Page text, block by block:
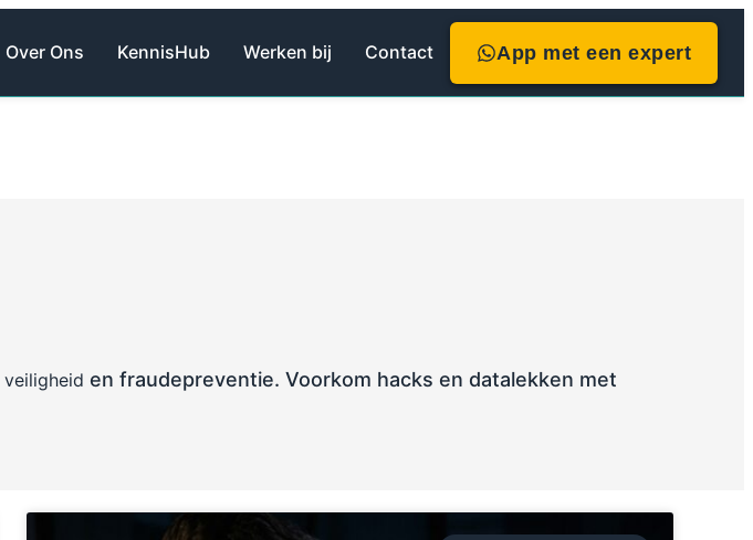
Over Ons KennisHub Werken bij Contact App met een expert
veiligheid en fraudepreventie. Voorkom hacks en datalekken met